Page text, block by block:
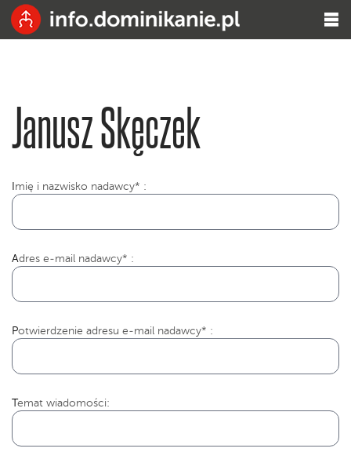
Janusz Skęczek
mię i nazwisko nadawcy* :
Adres e-mail nadawcy* :
Potwierdzenie adresu e-mail nadawcy* :
Temat wiadomości: